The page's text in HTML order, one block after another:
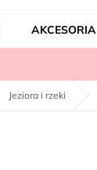
AKCESORIA
Jeziora i rzeki